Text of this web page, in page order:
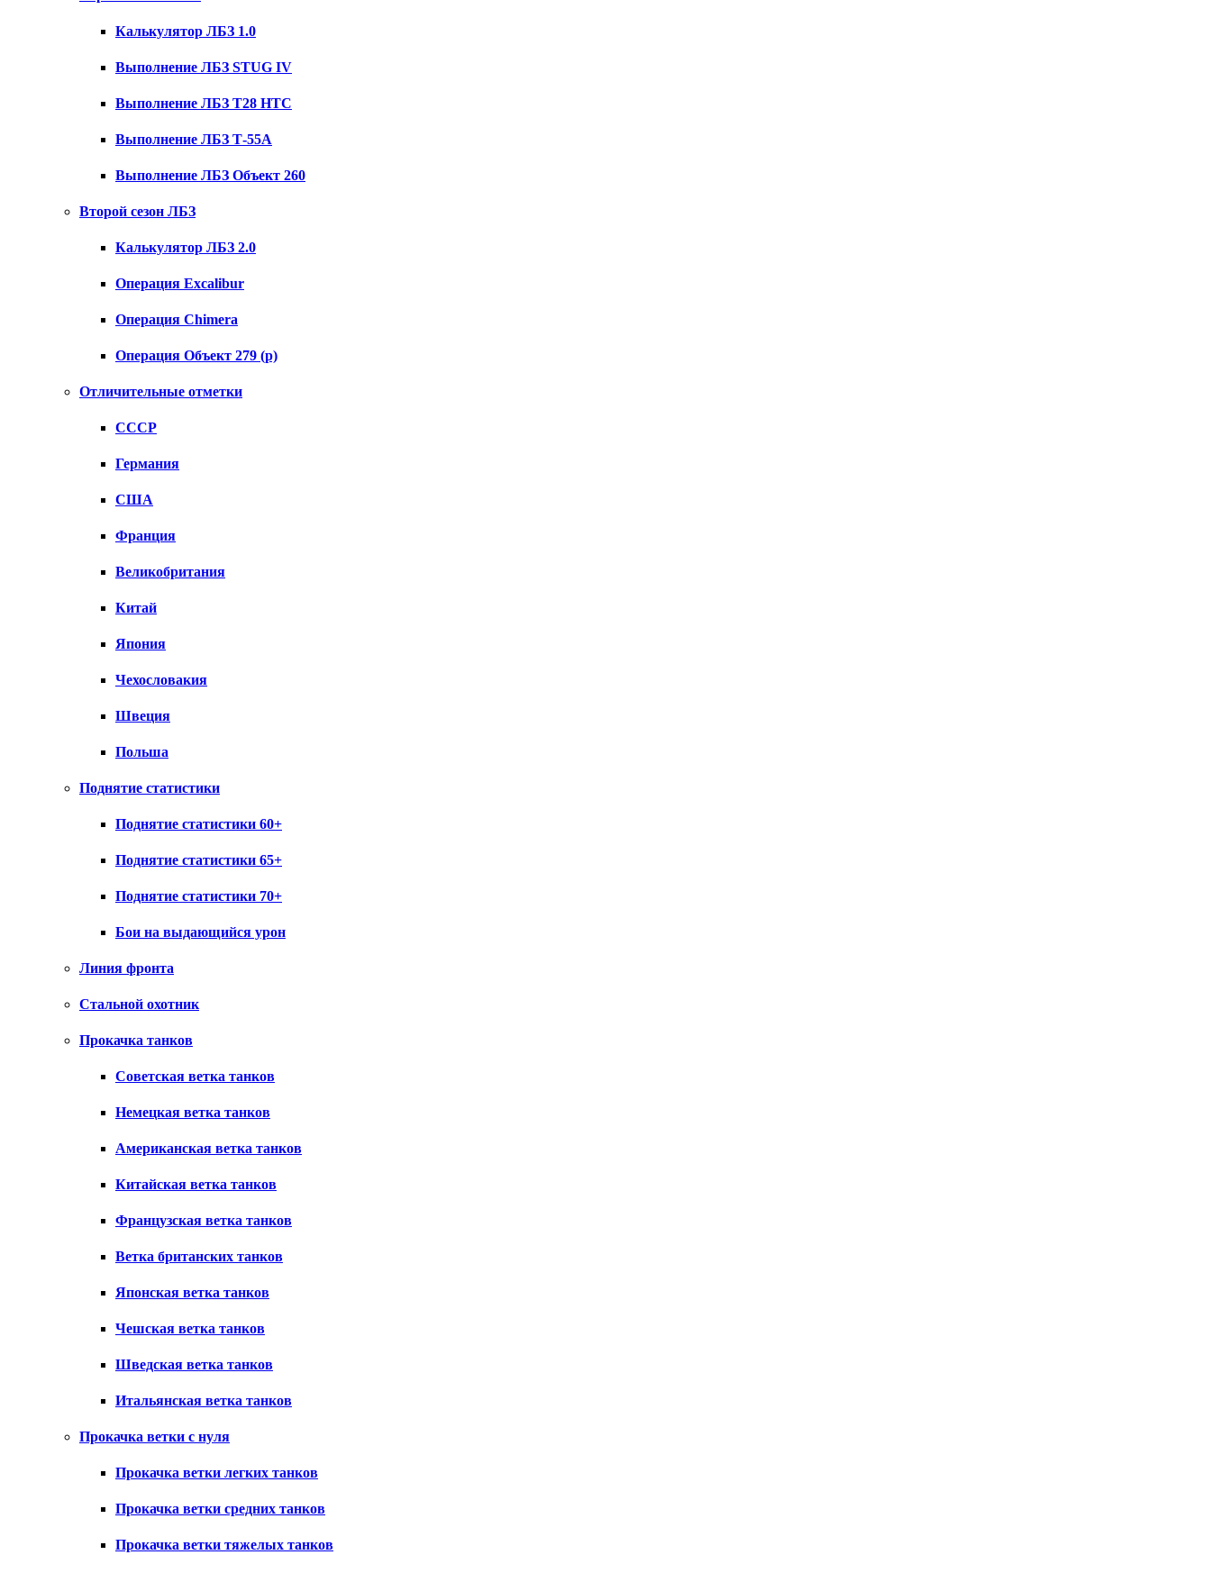
Калькулятор ЛБЗ 1.0
Выполнение ЛБЗ STUG IV
Выполнение ЛБЗ T28 HTC
Выполнение ЛБЗ Т-55А
Выполнение ЛБЗ Объект 260
Второй сезон ЛБЗ
Калькулятор ЛБЗ 2.0
Операция Excalibur
Операция Chimera
Операция Объект 279 (р)
Отличительные отметки
СССР
Германия
США
Франция
Великобритания
Китай
Япония
Чехословакия
Швеция
Польша
Поднятие статистики
Поднятие статистики 60+
Поднятие статистики 65+
Поднятие статистики 70+
Бои на выдающийся урон
Линия фронта
Стальной охотник
Прокачка танков
Советская ветка танков
Немецкая ветка танков
Американская ветка танков
Китайская ветка танков
Французская ветка танков
Ветка британских танков
Японская ветка танков
Чешская ветка танков
Шведская ветка танков
Итальянская ветка танков
Прокачка ветки с нуля
Прокачка ветки легких танков
Прокачка ветки средних танков
Прокачка ветки тяжелых танков